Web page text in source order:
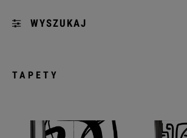
WYSZUKAJ
dostępne wymiary rolek: (wybierz)
TAPETY